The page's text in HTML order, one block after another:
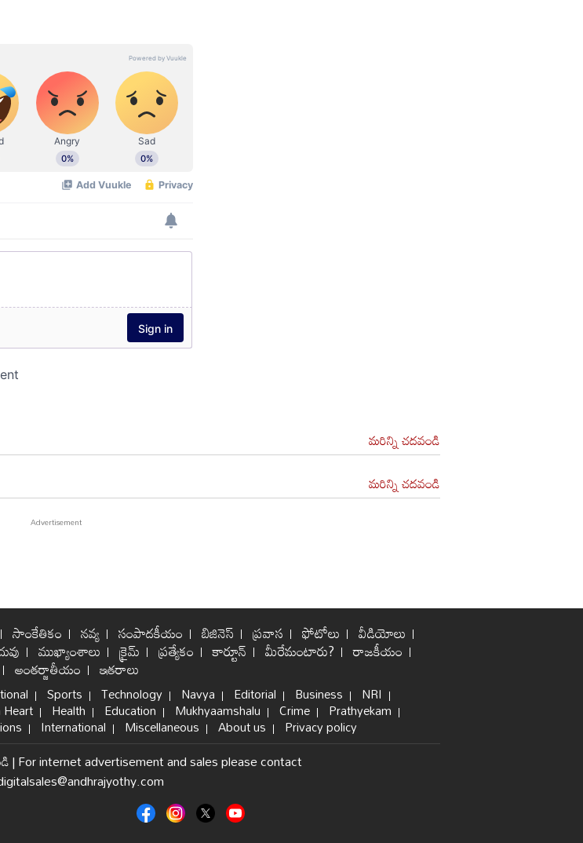
మరిన్ని చదవండి
మరిన్ని చదవండి
సాంకేతికం నవ్య సంపాదకీయం బిజినెస్ ప్రవాస ఫోటోలు వీడియోలు
ముఖ్యాంశాలు క్రైమ్ ప్రత్యేకం కార్టూన్ మీరేమంటారు? రాజకీయం
అంతర్జాతీయం ఇతరాలు
Sports Technology Navya Editorial Business NRI
Health Education Mukhyaamshalu Crime Prathyekam
International Miscellaneous About us Privacy policy
|For internet advertisement and sales please contact